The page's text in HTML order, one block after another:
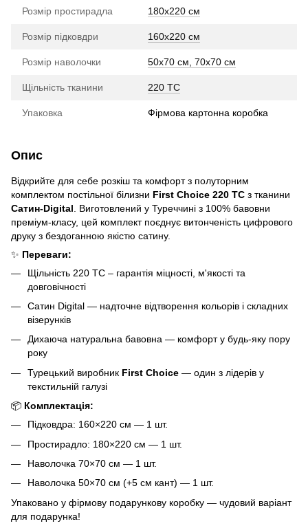
Розмір простирадла 180х220 см
Розмір підковдри 160х220 см
Розмір наволочки 50х70 см, 70х70 см
Щільність тканини 220 TC
Упаковка Фірмова картонна коробка
Опис
Відкрийте для себе розкіш та комфорт з полуторним
комплектом постільної білизни First Choice 220 TС з тканини
Сатин-Digital . Виготовлений у Туреччині з 100% бавовни
преміум-класу, цей комплект поєднує витонченість цифрового
друку з бездоганною якістю сатину.
✨ Переваги:
Щільність 220 ТС – гарантія міцності, м'якості та
довговічності
Сатин Digital — надточне відтворення кольорів і складних
візерунків
Дихаюча натуральна бавовна — комфорт у будь-яку пору
року
Турецький виробник First Choice — один з лідерів у
текстильній галузі
📦 Комплектація:
Підковдра: 160×220 см — 1 шт.
Простирадло: 180×220 см — 1 шт.
Наволочка 70×70 см — 1 шт.
Наволочка 50×70 см (+5 см кант) — 1 шт.
Упаковано у фірмову подарункову коробку — чудовий варіант
для подарунка!